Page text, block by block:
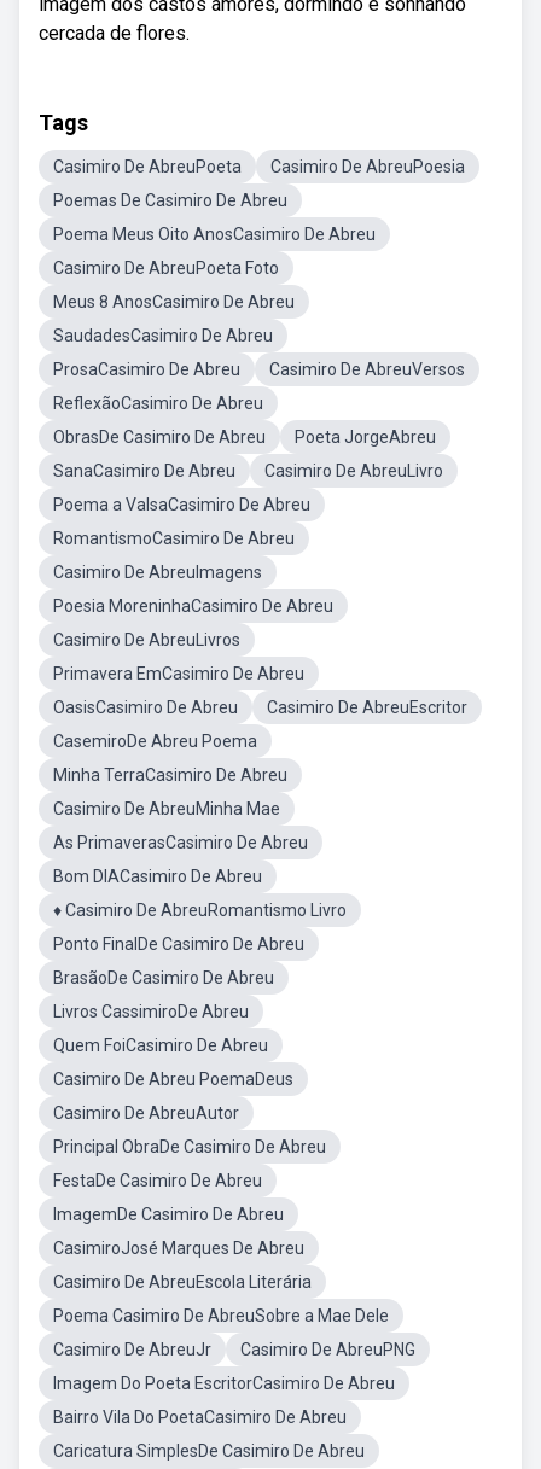
cercada de flores.
Tags
Casimiro De AbreuPoeta
Casimiro De AbreuPoesia
Poemas De Casimiro De Abreu
Poema Meus Oito AnosCasimiro De Abreu
Casimiro De AbreuPoeta Foto
Meus 8 AnosCasimiro De Abreu
SaudadesCasimiro De Abreu
ProsaCasimiro De Abreu
Casimiro De AbreuVersos
ReflexãoCasimiro De Abreu
ObrasDe Casimiro De Abreu
Poeta JorgeAbreu
SanaCasimiro De Abreu
Casimiro De AbreuLivro
Poema a ValsaCasimiro De Abreu
RomantismoCasimiro De Abreu
Casimiro De AbreuImagens
Poesia MoreninhaCasimiro De Abreu
Casimiro De AbreuLivros
Primavera EmCasimiro De Abreu
OasisCasimiro De Abreu
Casimiro De AbreuEscritor
CasemiroDe Abreu Poema
Minha TerraCasimiro De Abreu
Casimiro De AbreuMinha Mae
As PrimaverasCasimiro De Abreu
Bom DIACasimiro De Abreu
♦ Casimiro De AbreuRomantismo Livro
Ponto FinalDe Casimiro De Abreu
BrasãoDe Casimiro De Abreu
Livros CassimiroDe Abreu
Quem FoiCasimiro De Abreu
Casimiro De Abreu PoemaDeus
Casimiro De AbreuAutor
Principal ObraDe Casimiro De Abreu
FestaDe Casimiro De Abreu
ImagemDe Casimiro De Abreu
CasimiroJosé Marques De Abreu
Casimiro De AbreuEscola Literária
Poema Casimiro De AbreuSobre a Mae Dele
Casimiro De AbreuJr
Casimiro De AbreuPNG
Imagem Do Poeta EscritorCasimiro De Abreu
Bairro Vila Do PoetaCasimiro De Abreu
Caricatura SimplesDe Casimiro De Abreu